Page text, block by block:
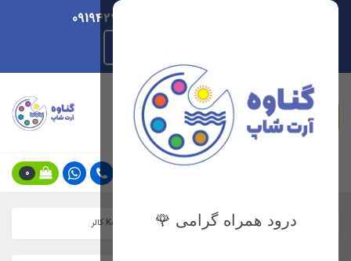
درود همراه گرامی 🌹
جستجو
0
فهرست محصولات مدادرنگی 120 رنگ کالور KALOUR کالر